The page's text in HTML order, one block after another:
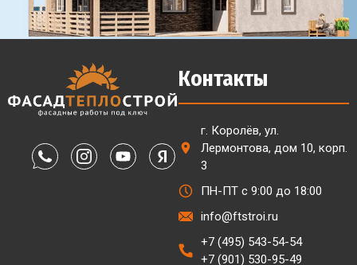
Контакты
г. Королёв, ул.
Лермонтова, дом 10, корп.
3
ПН-ПТ с 9:00 до 18:00
info@ftstroi.ru
+7 (495) 543-54-54
+7 (901) 530-95-49